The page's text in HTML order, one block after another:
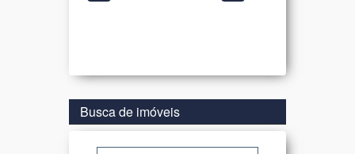
Busca de imóveis